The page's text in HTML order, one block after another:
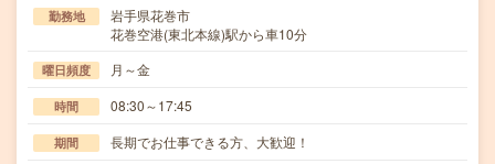
勤務地
岩手県花巻市
花巻空港(東北本線)駅から車10分
曜日頻度 月～金
時間 08:30～17:45
期間 長期でお仕事できる方、大歓迎！